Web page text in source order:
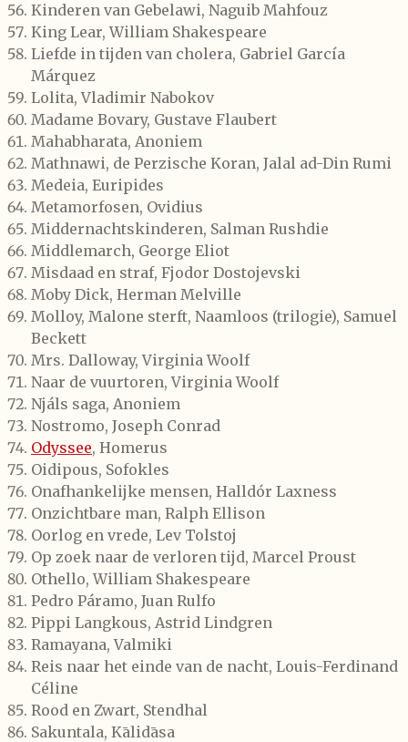
Kinderen van Gebelawi, Naguib Mahfouz
King Lear, William Shakespeare
Liefde in tijden van cholera, Gabriel García
Márquez
Lolita, Vladimir Nabokov
Madame Bovary, Gustave Flaubert
Mahabharata, Anoniem
Mathnawi, de Perzische Koran, Jalal ad-Din Rumi
Medeia, Euripides
Metamorfosen, Ovidius
Middernachtskinderen, Salman Rushdie
Middlemarch, George Eliot
Misdaad en straf, Fjodor Dostojevski
Moby Dick, Herman Melville
Molloy, Malone sterft, Naamloos (trilogie), Samuel
Beckett
Mrs. Dalloway, Virginia Woolf
Naar de vuurtoren, Virginia Woolf
Njáls saga, Anoniem
Nostromo, Joseph Conrad
Odyssee, Homerus
Oidipous, Sofokles
Onafhankelijke mensen, Halldór Laxness
Onzichtbare man, Ralph Ellison
Oorlog en vrede, Lev Tolstoj
Op zoek naar de verloren tijd, Marcel Proust
Othello, William Shakespeare
Pedro Páramo, Juan Rulfo
Pippi Langkous, Astrid Lindgren
Ramayana, Valmiki
Reis naar het einde van de nacht, Louis-Ferdinand
Céline
Rood en Zwart, Stendhal
Sakuntala, Kālidāsa